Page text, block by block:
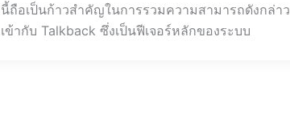
นี้ถือเป็นก้าวสำคัญในการรวมความสามารถดังกล่าว
เข้ากับ Talkback ซึ่งเป็นฟีเจอร์หลักของระบบ